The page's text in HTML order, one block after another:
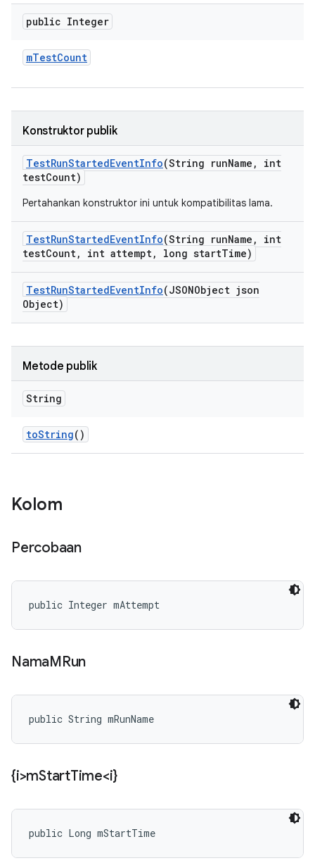
public Integer
mTestCount
Konstruktor publik
TestRunStartedEventInfo(String runName ,
int
testCount)
Pertahankan konstruktor ini untuk kompatibilitas lama.
TestRunStartedEventInfo(String runName ,
int
testCount, int attempt, long startTime)
TestRunStartedEventInfo(JSONObject json
Object)
Metode publik
String
toString()
Kolom
Percobaan
public Integer mAttempt
NamaMRun
public String mRunName
{i>mStartTime<i}
public Long mStartTime